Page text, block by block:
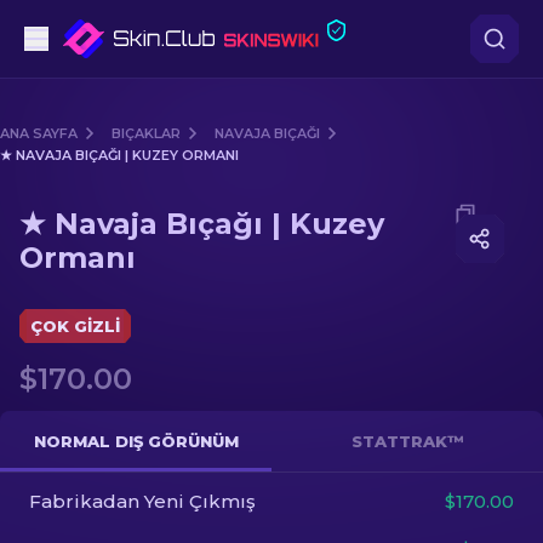
Orta seviye
Tüfek
Bıçaklar
Kasalar
ANA SAYFA BIÇAKLAR
NAVAJA BIÇAĞI
★ NAVAJA BIÇAĞI | KUZEY ORMANI
Media of ★ Navaja Bıçağı | Kuzey Ormanı
★ Navaja Bıçağı | Kuzey
Ormanı
ÇOK GIZLI
$170.00
NORMAL DIŞ GÖRÜNÜM STATTRAK™
Fabrikadan Yeni Çıkmış $170.00